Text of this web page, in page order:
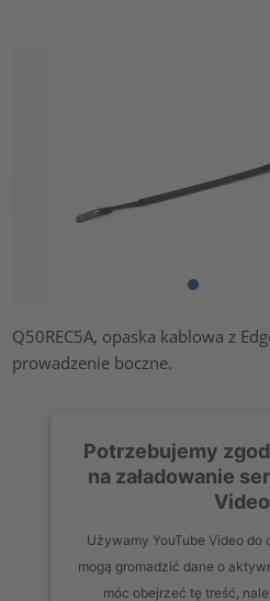
Q50REC5A, opaska kablowa z
prowadzenie boczne.
Potrzebujemy
na załadowanie
Używamy YouTube Video do
mogą gromadzić dane o
móc obejrzeć tę treść,